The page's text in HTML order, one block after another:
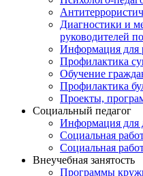
Диагностики и
руководителей
Информация для
Профилактика
Обучение
Профилактика
Проекты,
Социальный педагог
Информация для
Социальная
Социальная
Внеучебная занятость
Программы